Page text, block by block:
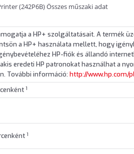
(242P6B) Összes műszaki adat
a HP+ szolgáltatásait. A termék
a HP+ használata mellett, hogy
HP-fiók és állandó
eredeti HP patronokat használhat a
További információ: http://www.hp.com/
1
1